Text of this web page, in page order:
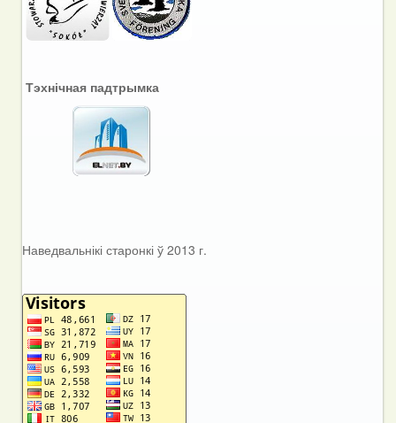
Тэхнічная падтрымка
Наведвальнікі старонкі ў 2013 г.